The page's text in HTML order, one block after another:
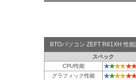
BTOパソコン ZEFT R61XH 性
スペック
CPU性能
★★★★★★
グラフィック性能 ★★★★★★